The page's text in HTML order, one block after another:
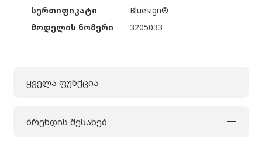
სერთიფიკატი
Bluesign®
მოდელის ნომერი
3205033
ყველა ფუნქცია
ბრენდის შესახებ